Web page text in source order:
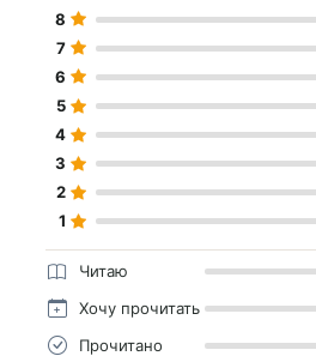
8
7
6
5
4
3
2
1
Читаю
Хочу прочитать
Прочитано